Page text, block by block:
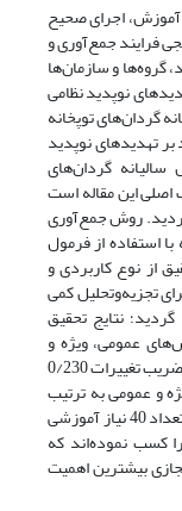
آموزش، اجرای صحیح
فرایند جمع‌آوری و
گروه‌ها و سازمان‌ها
نوپدید نظامی
گردان‌های توپخانه
بر تهدیدهای نوپدید
گردان‌های
اصلی این مقاله است
روش جمع‌آوری
استفاده از فرمول
تحقیق از نوع کاربردی و
تجزیه‌وتحلیل کمی
نتایج تحقیق
عمومی، ویژه و
تخصصی، آموزش‌های تخصصی با میانگین 4/23 و ضریب تغییرات 0/230
و عمومی به ترتیب
رتبه‌های دوم و سوم را دارا هستند. هم‌چنین از تعداد 40 نیاز آموزشی
را کسب نموده‌اند که
بیشترین اهمیت